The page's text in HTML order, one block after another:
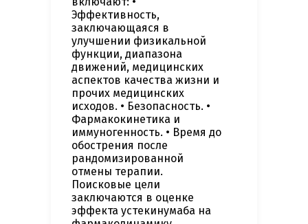
Эффективность,
заключающаяся в
улучшении физикальной
функции, диапазона
движений, медицинских
аспектов качества жизни и
прочих медицинских
исходов. • Безопасность. •
Фармакокинетика и
иммуногенность. • Время до
обострения после
рандомизированной
отмены терапии.
Поисковые цели
заключаются в оценке
эффекта устекинумаба на